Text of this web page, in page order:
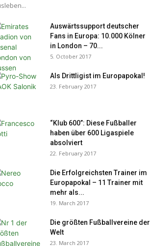
Auswärtssupport deutscher
Fans in Europa: 10.000 Kölner
in London – 70...
5. October 2017
Als Drittligist im Europapokal!
23. February 2017
“Klub 600”: Diese Fußballer
haben über 600 Ligaspiele
absolviert
22. February 2017
Die Erfolgreichsten Trainer im
Europapokal – 11 Trainer mit
mehr als...
19. March 2017
Die größten Fußballvereine der
Welt
23. March 2017